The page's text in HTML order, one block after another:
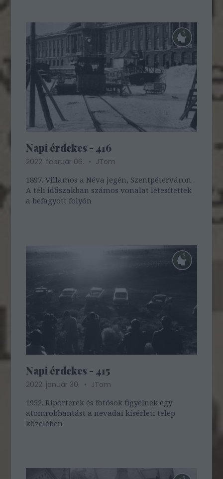
Napi érdekes - 416
2022. február 06.
JTom
1897. Villamos a Néva jegén, Szentpéterváron.
A téli időszakban számos vonalat létesítettek
a befagyott folyón
Napi érdekes - 415
2022. január 30.
JTom
1952. Riporterek és fotósok figyelnek egy
atomrobbantást a nevadai kísérleti telep
közelében